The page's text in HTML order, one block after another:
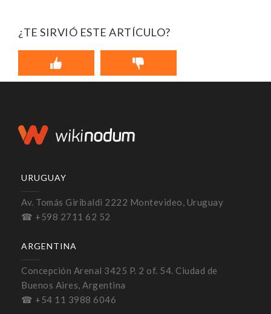
¿TE SIRVIÓ ESTE ARTÍCULO?
URUGUAY
Av. Tomás Giribaldi 2222 Montevideo, Uruguay
☎ +598 2711 62 52
ARGENTINA
Concepción Arenal 3425 P. 2 of. 54. Ciudad de
Buenos Aires, Argentina
☎ +54 11 3988 6046